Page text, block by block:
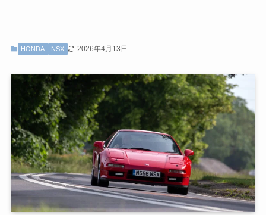
HONDA NSX 2026年4月13日